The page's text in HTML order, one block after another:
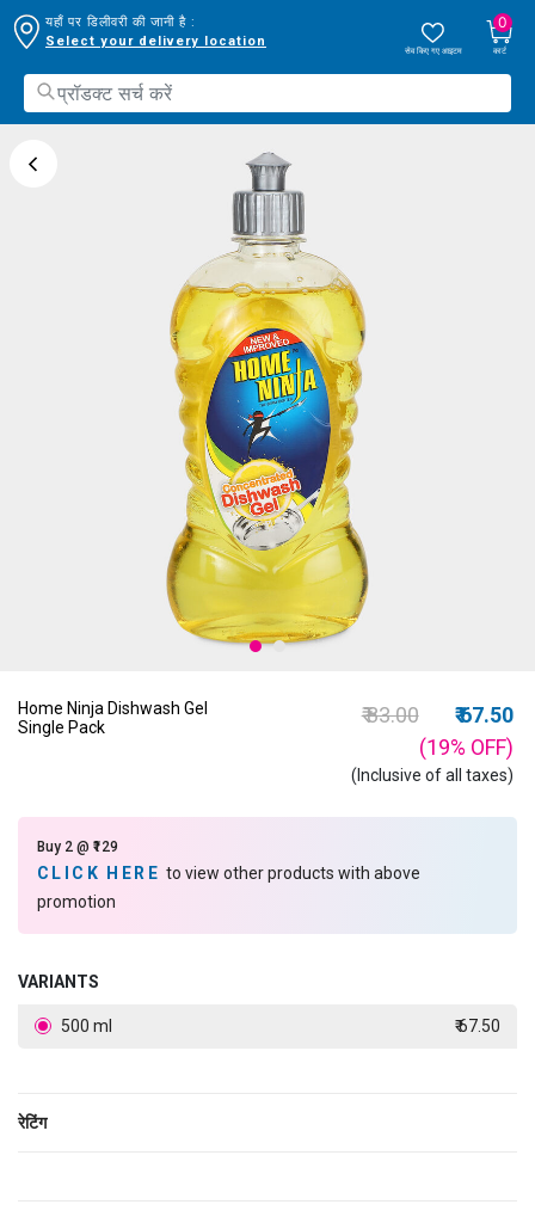
यहाँ पर डिलीवरी की जानी है :
Select your delivery location
सेव किए गए आइटम
0
कार्ट
Home Ninja Dishwash Gel
Single Pack
Price reduced
₹ 83.00to
₹ 67.50
(19% OFF)
(Inclusive of all taxes)
Buy 2 @ ₹129
CLICK HEREto view other products with above
promotion
VARIANTS
500 ml ₹ 67.50
रेटिंग